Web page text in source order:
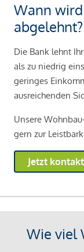
Wann
abgelehnt?
Die Bank lehnt
als zu niedrig
geringes
ausreichenden
Unsere
gern zur
Jetzt
Wie viel